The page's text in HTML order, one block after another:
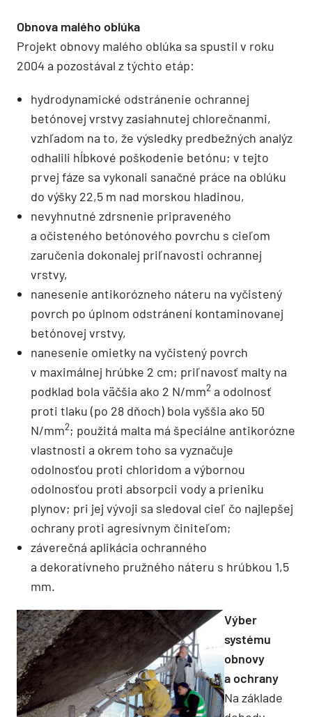
Obnova malého oblúka
Projekt obnovy malého oblúka sa spustil v roku
2004 a pozostával z týchto etáp:
hydrodynamické odstránenie ochrannej
betónovej vrstvy zasiahnutej chlorečnanmi,
vzhľadom na to, že výsledky predbežných analýz
odhalili hĺbkové poškodenie betónu; v tejto
prvej fáze sa vykonali sanačné práce na oblúku
do výšky 22,5 m nad morskou hladinou,
nevyhnutné zdrsnenie pripraveného
a očisteného betónového povrchu s cieľom
zaručenia dokonalej priľnavosti ochrannej
vrstvy,
nanesenie antikorózneho náteru na vyčistený
povrch po úplnom odstránení kontaminovanej
betónovej vrstvy,
nanesenie omietky na vyčistený povrch
v maximálnej hrúbke 2 cm; priľnavosť malty na
podklad bola väčšia ako 2 N/mm2 a odolnosť
proti tlaku (po 28 dňoch) bola vyššia ako 50
N/mm2; použitá malta má špeciálne antikorózne
vlastnosti a okrem toho sa vyznačuje
odolnosťou proti chloridom a výbornou
odolnosťou proti absorpcii vody a prieniku
plynov; pri jej vývoji sa sledoval cieľ čo najlepšej
ochrany proti agresívnym činiteľom;
záverečná aplikácia ochranného
a dekoratívneho pružného náteru s hrúbkou 1,5
mm.
Výber
systému
obnovy
a ochrany
Na základe